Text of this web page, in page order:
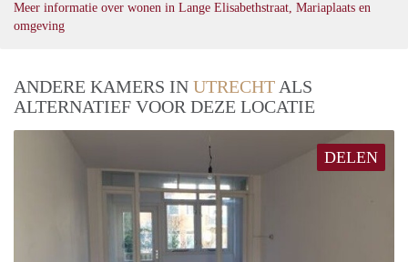
Meer informatie over wonen in Lange Elisabethstraat, Mariaplaats en
omgeving
ANDERE KAMERS IN UTRECHT ALS
ALTERNATIEF VOOR DEZE LOCATIE
DELEN